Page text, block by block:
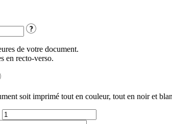
de votre document.
en recto-verso.
soit imprimé tout en couleur, tout en noir et